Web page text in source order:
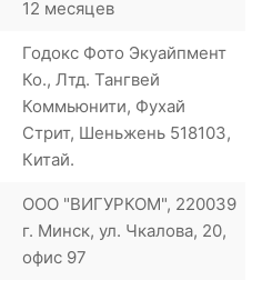
12 месяцев
Годокс Фото Экуайпмент
Ко., Лтд. Тангвей
Коммьюнити, Фухай
Стрит, Шеньжень 518103,
Китай.
ООО "ВИГУРКОМ", 220039
г. Минск, ул. Чкалова, 20,
офис 97